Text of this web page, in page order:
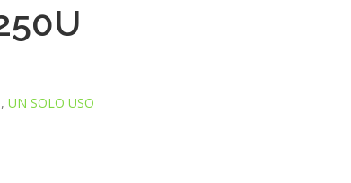
,UN SOLO USO